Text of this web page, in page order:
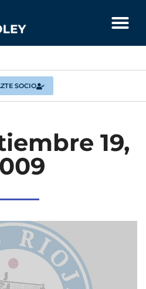
SOCIO
19,